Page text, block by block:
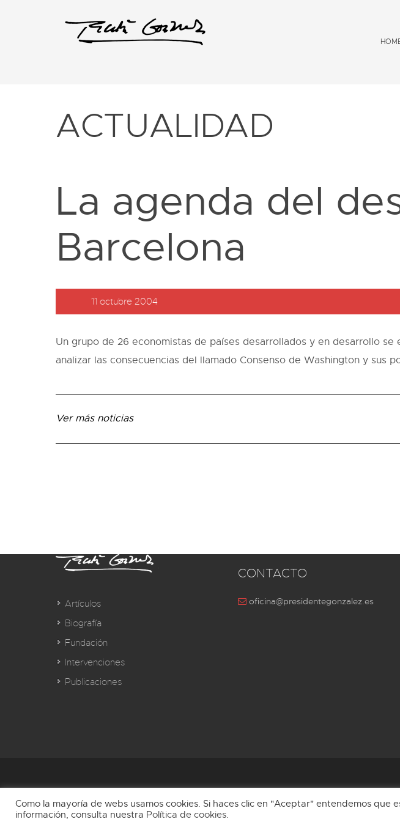
ACTUALIDAD
La agenda del
Barcelona
11 octubre 2004
Un grupo de 26 economistas de países desarrollados y en desarrollo
analizar las consecuencias del llamado Consenso de Washington y sus
Ver más noticias
Artículos
Biografía
Fundación
Intervenciones
Publicaciones
CONTACTO
oficina@presidentegonzalez.es
Como la mayoría de webs usamos cookies. Si haces clic en "Aceptar" entendemos que
información, consulta nuestra Política de cookies